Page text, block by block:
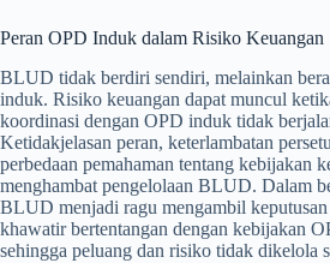
Peran OPD Induk dalam Risiko Keuangan
BLUD tidak berdiri sendiri, melainkan
induk. Risiko keuangan dapat muncul
koordinasi dengan OPD induk tidak
Ketidakjelasan peran, keterlambatan
perbedaan pemahaman tentang kebijakan
menghambat pengelolaan BLUD. Dalam
BLUD menjadi ragu mengambil keputusan
khawatir bertentangan dengan kebijakan
sehingga peluang dan risiko tidak dikelola